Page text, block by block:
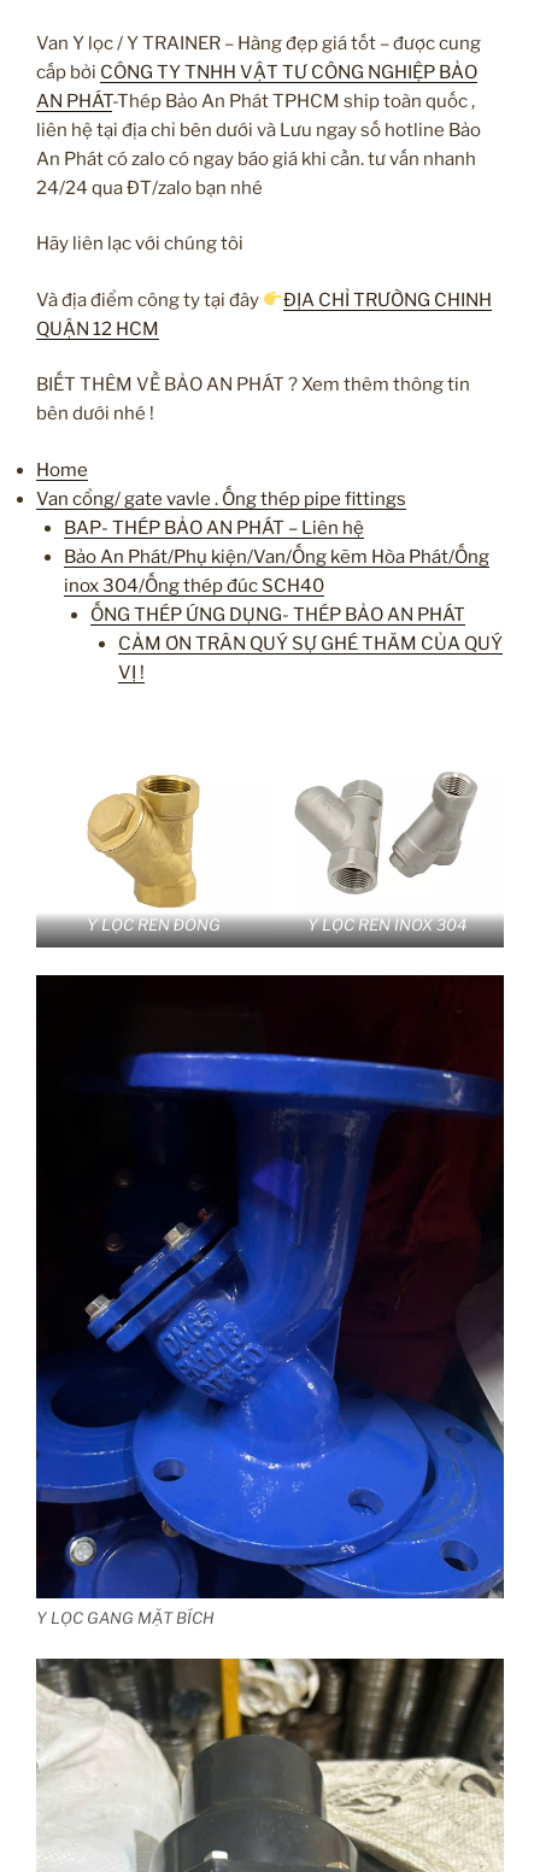
Van Y lọc / Y TRAINER – Hàng đẹp giá tốt – được cung
cấp bởi CÔNG TY TNHH VẬT TƯ CÔNG NGHIỆP BẢO
AN PHÁT-Thép Bảo An Phát TPHCM ship toàn quốc ,
liên hệ tại địa chỉ bên dưới và Lưu ngay số hotline Bảo
An Phát có zalo có ngay báo giá khi cần. tư vấn nhanh
24/24 qua ĐT/zalo bạn nhé
Hãy liên lạc với chúng tôi
Và địa điểm công ty tại đây
ĐỊA CHỈ TRƯỜNG CHINH
QUẬN 12 HCM
BIẾT THÊM VỀ BẢO AN PHÁT ? Xem thêm thông tin
bên dưới nhé !
Home
Van cổng/ gate vavle . Ống thép pipe fittings
BAP- THÉP BẢO AN PHÁT – Liên hệ
Bảo An Phát/Phụ kiện/Van/Ống kẽm Hòa Phát/Ống
inox 304/Ống thép đúc SCH40
ỐNG THÉP ỨNG DỤNG- THÉP BẢO AN PHÁT
CẢM ƠN TRÂN QUÝ SỰ GHÉ THĂM CỦA QUÝ
VỊ !
Y LỌC REN ĐÔNG Y LỌC REN INOX 304
Y LỌC GANG MẶT BÍCH